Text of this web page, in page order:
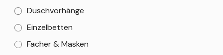
Duschvorhänge
Einzelbetten
Fächer & Masken